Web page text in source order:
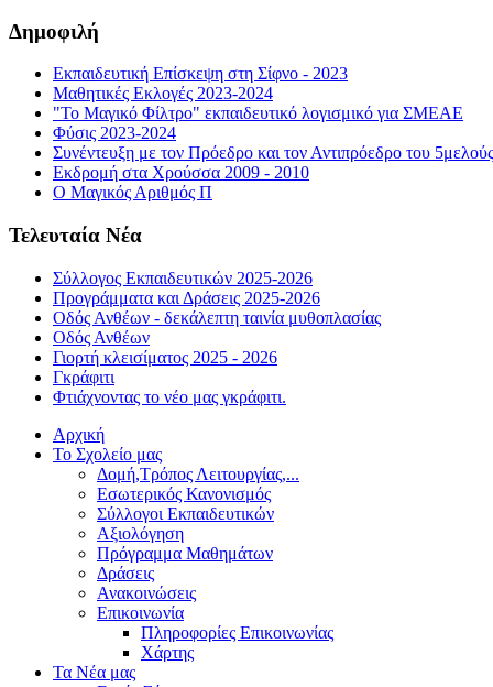
Δημοφιλή
Εκπαιδευτική Επίσκεψη στη Σίφνο - 2023
Μαθητικές Εκλογές 2023-2024
"Το Μαγικό Φίλτρο" εκπαιδευτικό λογισμικό για ΣΜΕΑΕ
Φύσις 2023-2024
Συνέντευξη με τον Πρόεδρο και τον Αντιπρόεδρο του 5μελούς
Εκδρομή στα Χρούσσα 2009 - 2010
Ο Μαγικός Αριθμός Π
Τελευταία Νέα
Σύλλογος Εκπαιδευτικών 2025-2026
Προγράμματα και Δράσεις 2025-2026
Οδός Ανθέων - δεκάλεπτη ταινία μυθοπλασίας
Οδός Ανθέων
Γιορτή κλεισίματος 2025 - 2026
Γκράφιτι
Φτιάχνοντας το νέο μας γκράφιτι.
Αρχική
Το Σχολείο μας
Δομή,Τρόπος Λειτουργίας,...
Εσωτερικός Κανονισμός
Σύλλογοι Εκπαιδευτικών
Αξιολόγηση
Πρόγραμμα Μαθημάτων
Δράσεις
Ανακοινώσεις
Επικοινωνία
Πληροφορίες Επικοινωνίας
Χάρτης
Τα Νέα μας